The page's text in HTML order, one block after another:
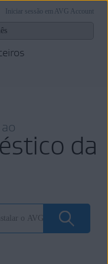
Iniciar sessão em AVG Account
da